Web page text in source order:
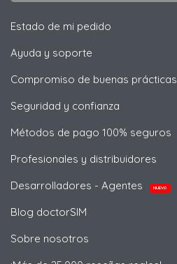
Estado de mi pedido
Ayuda y soporte
Compromiso de buenas prácticas
Seguridad y confianza
Métodos de pago 100% seguros
Profesionales y distribuidores
Desarrolladores - Agentes
NUEVO
Blog doctorSIM
Sobre nosotros